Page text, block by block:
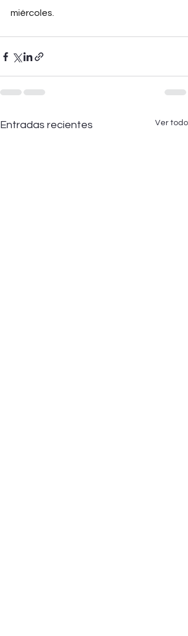
miércoles.
Entradas recientes Ver todo